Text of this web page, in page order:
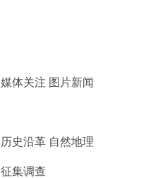
媒体关注 图片新闻
历史沿革 自然地理
征集调查